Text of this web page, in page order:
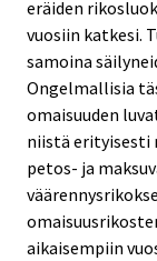
eräiden
vuosiin katkesi.
samoina
Ongelmallisia
omaisuuden
niistä erityisesti
petos- ja
aikaisempiin